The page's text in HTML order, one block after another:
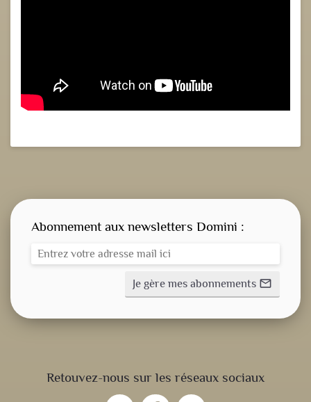
Retouvez-nous sur les réseaux sociaux
Abonnement aux newsletters Domini :
Je gère mes abonnements mail_outline